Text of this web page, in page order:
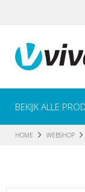
BEKIJK ALLE
HOME WEBSHOP